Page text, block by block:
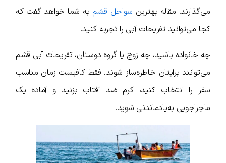
می‌گذارند. مقاله بهترین سواحل قشم به شما خواهد گفت که
کجا می‌توانید تفریحات آبی را تجربه کنید.
چه خانواده باشید، چه زوج یا گروه دوستان، تفریحات آبی قشم
می‌توانند برایتان خاطره‌ساز شوند. فقط کافیست زمان مناسب
سفر را انتخاب کنید، کرم ضد آفتاب بزنید و آماده یک
ماجراجویی به‌یادماندنی شوید.